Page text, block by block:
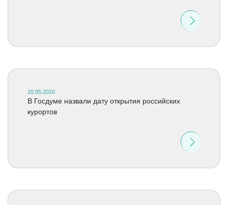
20.05.2020
В Госдуме назвали дату открытия российских
курортов